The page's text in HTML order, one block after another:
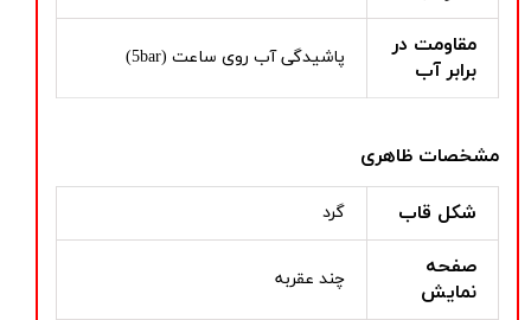
مقاومت در
برابر آب
پاشیدگی آب روی ساعت (5bar)
مشخصات ظاهری
شکل قاب گرد
صفحه
نمایش
چند عقربه